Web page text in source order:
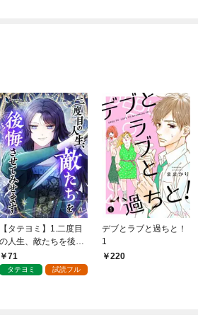
【タテヨミ】1.二度目
の人生、敵たちを後悔
させてみせます
71
タテヨミ 試読フル
デブとラブと過ちと！
1
220